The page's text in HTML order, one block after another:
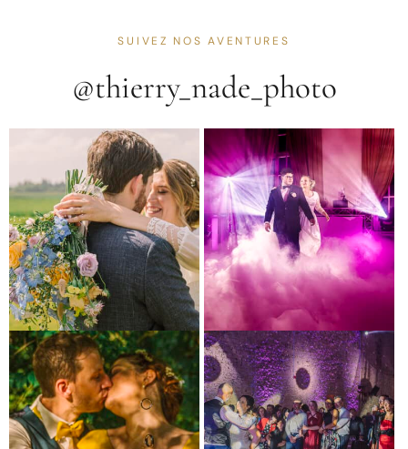
SUIVEZ NOS AVENTURES
@thierry_nade_photo